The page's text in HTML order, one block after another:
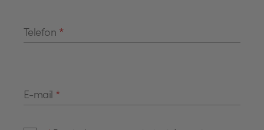
Telefon *
E-mail *